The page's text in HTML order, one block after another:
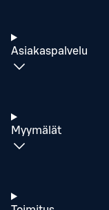
Asiakaspalvelu
Myymälät